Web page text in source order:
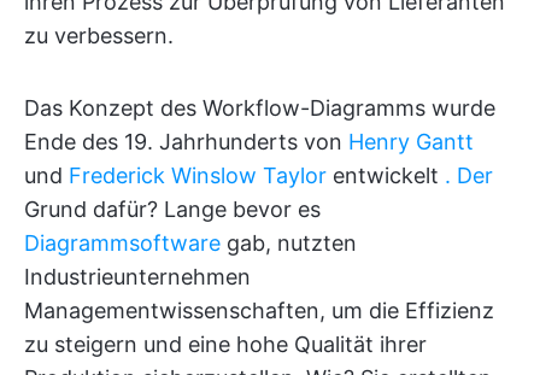
zu verbessern.
Das Konzept des Workflow-Diagramms wurde
Ende des 19. Jahrhunderts von Henry Gantt
und Frederick Winslow Taylor entwickelt . Der
Grund dafür? Lange bevor es
Diagrammsoftware gab, nutzten
Industrieunternehmen
Managementwissenschaften, um die Effizienz
zu steigern und eine hohe Qualität ihrer